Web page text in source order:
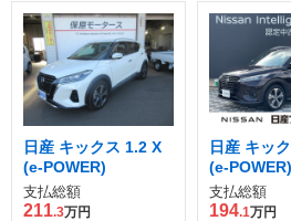
日産 キックス 1.2 X
(e-POWER)
支払総額
211.3万円
日産 キッ
(e-POWER)
支払総額
194.1万円